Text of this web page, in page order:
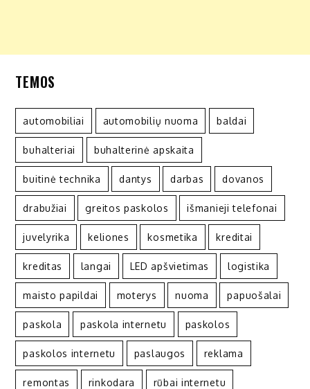
TEMOS
automobiliai automobilių nuoma baldai
buhalteriai buhalterinė apskaita
buitinė technika dantys darbas dovanos
drabužiai greitos paskolos išmanieji telefonai
juvelyrika keliones kosmetika kreditai
kreditas langai LED apšvietimas logistika
maisto papildai moterys nuoma papuošalai
paskola paskola internetu paskolos
paskolos internetu paslaugos reklama
remontas rinkodara rūbai internetu